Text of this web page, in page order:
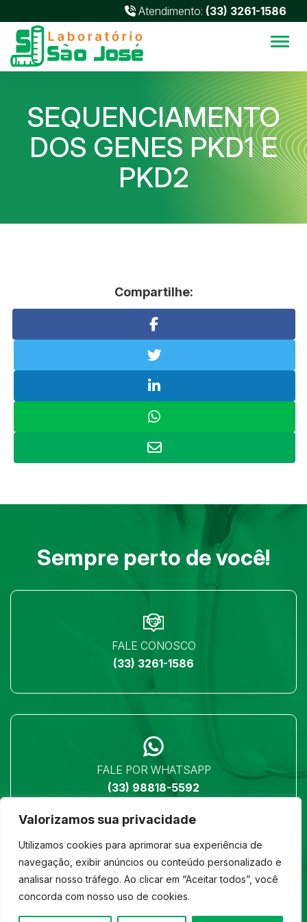
Valorizamos sua privacidade
Utilizamos cookies para aprimorar sua experiência de
navegação, exibir anúncios ou conteúdo personalizado e
analisar nosso tráfego. Ao clicar em “Aceitar todos”, você
concorda com nosso uso de cookies.
Atendimento: (33) 3261-1586
SEQUENCIAMENTO
DOS GENES PKD1 E
PKD2
Compartilhe:
Sempre perto de você!
FALE CONOSCO
(33) 3261-1586
FALE POR WHATSAPP
(33) 98818-5592
LOCALIZAÇÃO